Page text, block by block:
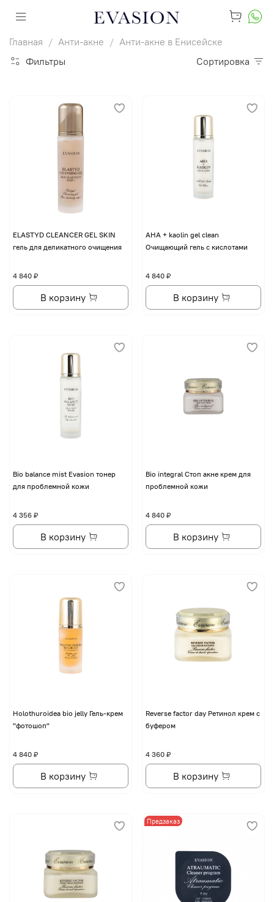
Главная Анти-акне
Анти-акне в Енисейске
Фильтры
Сортировка
ELASTYD CLEANCER GEL SKIN
гель для деликатного очищения
4 840 ₽
В корзину
AHA + kaolin gel clean
Очищающий гель с кислотами
4 840 ₽
В корзину
Bio balance mist Evasion тонер
для проблемной кожи
4 356 ₽
В корзину
Bio integral Стоп акне крем для
проблемной кожи
4 840 ₽
В корзину
Holothuroidea bio jelly Гель-крем
"фотошоп"
4 840 ₽
В корзину
Reverse factor day Ретинол крем с
буфером
4 360 ₽
В корзину
Предзаказ